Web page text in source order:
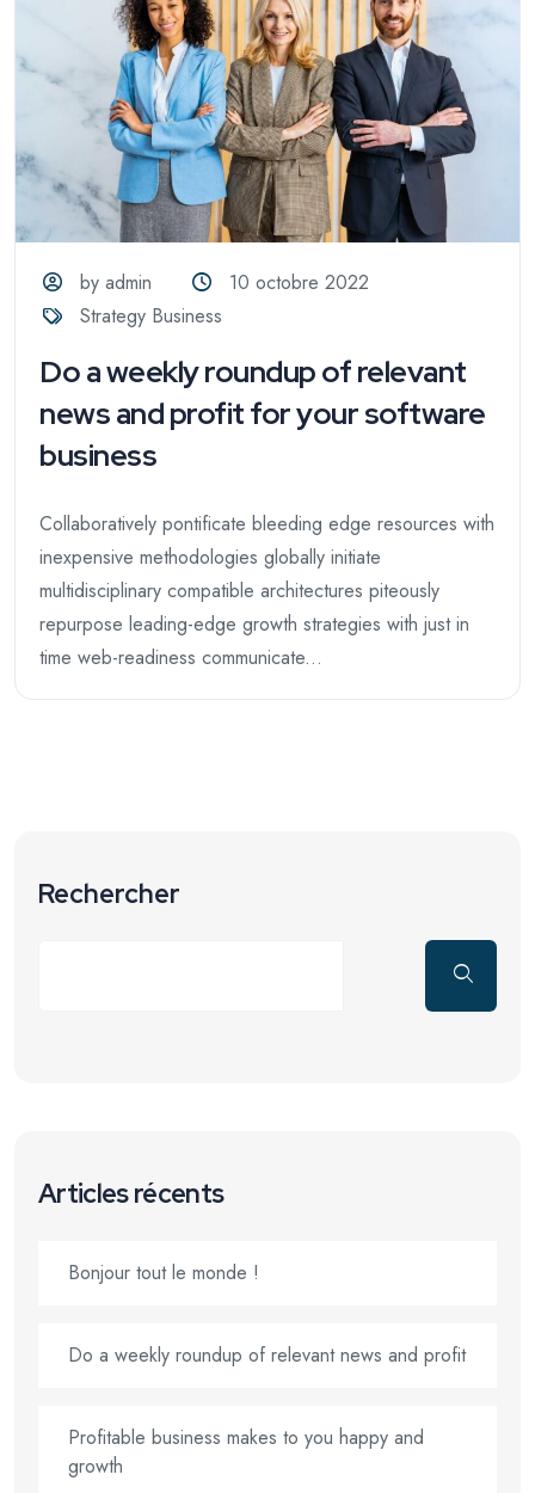
by admin
10 octobre 2022
Strategy Business
Do a weekly roundup of relevant
news and profit for your software
business
Collaboratively pontificate bleeding edge resources with
inexpensive methodologies globally initiate
multidisciplinary compatible architectures piteously
repurpose leading-edge growth strategies with just in
time web-readiness communicate...
Rechercher
Articles récents
Bonjour tout le monde !
Do a weekly roundup of relevant news and profit
Profitable business makes to you happy and
growth